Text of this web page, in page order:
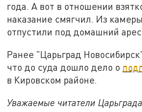
года. А вот в отношении
наказание смягчил. Из
отпустили под домашний
Ранее "Царьград
что до суда дошло дело о
в Кировском районе.
Уважаемые читатели